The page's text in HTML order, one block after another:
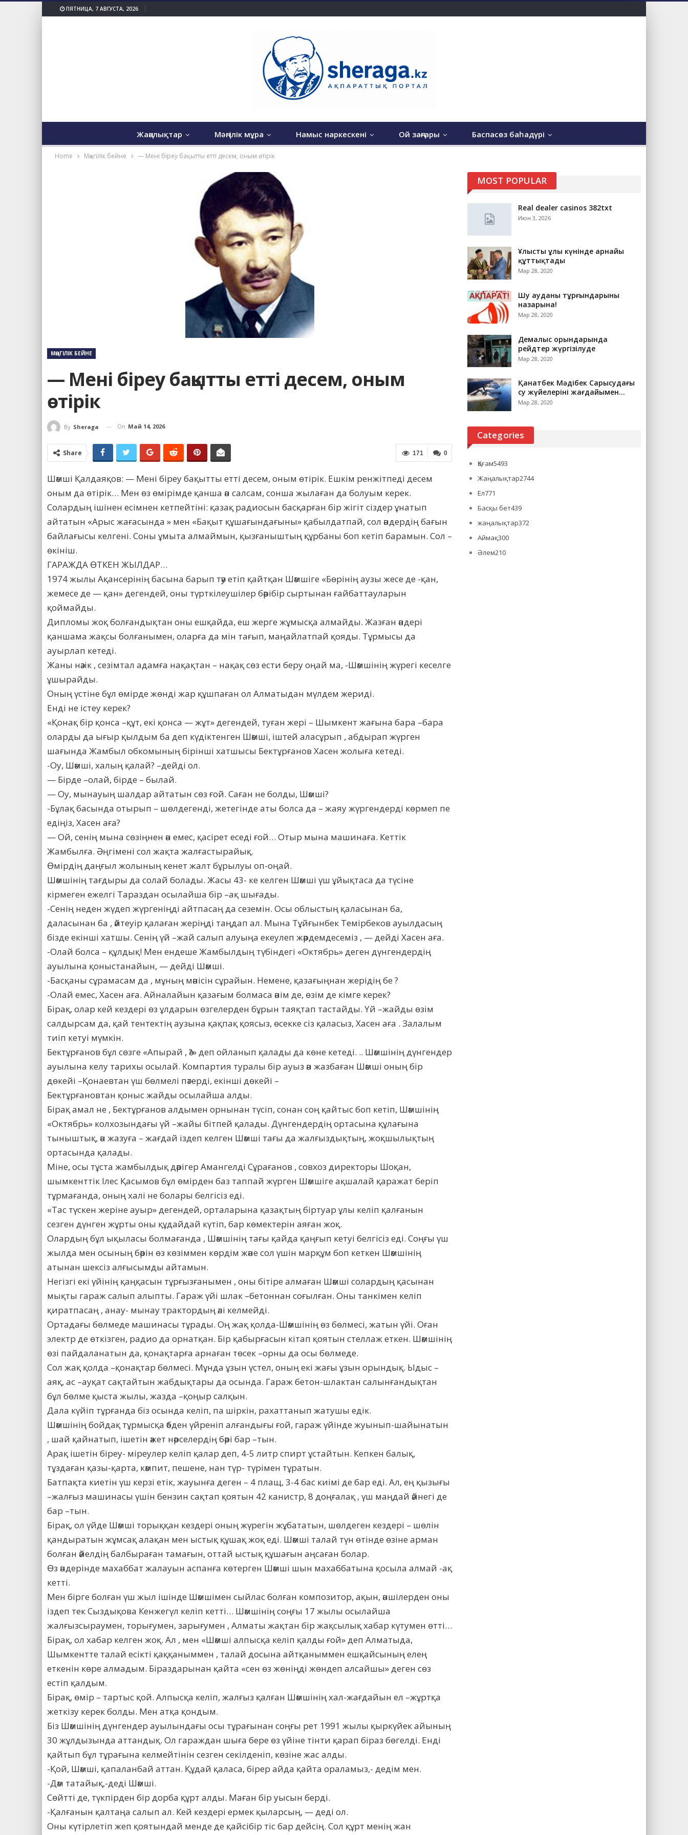
ПЯТНИЦА, 7 АВГУСТА, 2026
Жаңалықтар Мәңгілік мұра Намыс наркескені Ой заңғары Баспасөз баһадүрі
Home Мәңгілік бейне — Мені біреу бақытты етті десем, оным өтірік
МӘҢГІЛІК БЕЙНЕ
— Мені біреу бақытты етті десем, оным
өтірік
By Sheraga On Май 14, 2026
0
171
Share
Шәмші Қалдаяқов: — Мені біреу бақытты етті десем, оным өтірік. Ешкім ренжітпеді десем
оным да өтірік… Мен өз өмірімде қанша ән салсам, сонша жылаған да болуым керек.
Солардың ішінен есімнен кетпейтіні: қазақ радиосын басқарған бір жігіт сіздер ұнатып
айтатын «Арыс жағасында » мен «Бақыт құшағындағыны» қабылдатпай, сол әндердің бағын
байлағысы келгені. Соны ұмыта алмаймын, қызғаныштың құрбаны боп кетіп барамын. Сол –
өкініш.
ГАРАЖДА ӨТКЕН ЖЫЛДАР…
1974 жылы Ақансерінің басына барып тәу етіп қайтқан Шәмшіге «Бөрінің аузы жесе де -қан,
жемесе де — қан» дегендей, оны түрткілеушілер бәрібір сыртынан ғайбаттауларын
қоймайды.
Дипломы жоқ болғандықтан оны ешқайда, еш жерге жұмысқа алмайды. Жазған әндері
қаншама жақсы болғанымен, оларға да мін тағып, маңайлатпай қояды. Тұрмысы да
ауырлап кетеді.
Жаны нәзік , сезімтал адамға нақақтан – нақақ сөз ести беру оңай ма, -Шәмшінің жүрегі кеселге
ұшырайды.
Оның үстіне бұл өмірде жөнді жар құшпаған ол Алматыдан мүлдем жериді.
Енді не істеу керек?
«Қонақ бір қонса –құт, екі қонса — жұт» дегендей, туған жері – Шымкент жағына бара –бара
оларды да ығыр қылдым ба деп күдіктенген Шәмші, іштей аласұрып , абдырап жүрген
шағында Жамбыл обкомының бірінші хатшысы Бектұрғанов Хасен жолыға кетеді.
-Оу, Шәмші, халың қалай? –дейді ол.
— Бірде –олай, бірде – былай.
— Оу, мынауың шалдар айтатын сөз ғой. Саған не болды, Шәмші?
-Бұлақ басында отырып – шөлдегенді, жетегінде аты болса да – жаяу жүргендерді көрмеп пе
едіңіз, Хасен аға?
— Ой, сенің мына сөзіңнен ән емес, қасірет еседі ғой… Отыр мына машинаға. Кеттік
Жамбылға. Әңгімені сол жақта жалғастырайық.
Өмірдің даңғыл жолының кенет жалт бұрылуы оп-оңай.
Шәмшінің тағдыры да солай болады. Жасы 43- ке келген Шәмші үш ұйықтаса да түсіне
кірмеген ежелгі Тараздан осылайша бір –ақ шығады.
-Сенің неден жүдеп жүргеніңді айтпасаң да сеземін. Осы облыстың қаласынан ба,
даласынан ба , әйтеуір қалаған жеріңді таңдап ал. Мына Тұйғынбек Темірбеков ауылдасың
бізде екінші хатшы. Сенің үй –жай салып алуыңа екеулеп жәрдемдесеміз , — дейді Хасен аға.
-Олай болса – құлдық! Мен ендеше Жамбылдың түбіндегі «Октябрь» деген дүнгендердің
ауылына қоныстанайын, — дейді Шәмші.
-Басқаны сұрамасам да , мұның мәнісін сұрайын. Немене, қазағыңнан жерідің бе ?
-Олай емес, Хасен аға. Айналайын қазағым болмаса әнім де, өзім де кімге керек?
Бірақ, олар кей кездері өз ұлдарын өзгелерден бұрын таяқтап тастайды. Үй –жайды өзім
салдырсам да, қай тентектің аузына қақпақ қоясыз, өсекке сіз қаласыз, Хасен аға . Залалым
тиіп кетуі мүмкін.
Бектұрғанов бұл сөзге «Апырай , ә?» деп ойланып қалады да көне кетеді. .. Шәмшінің дүнгендер
ауылына келу тарихы осылай. Компартия туралы бір ауыз ән жазбаған Шәмші оның бір
дөкейі –Қонаевтан үш бөлмелі пәтерді, екінші дөкейі –
Бектұрғановтан қоныс жайды осылайша алды.
Бірақ амал не , Бектұрғанов алдымен орнынан түсіп, сонан соң қайтыс боп кетіп, Шәмшінің
«Октябрь» колхозындағы үй –жайы бітпей қалады. Дүнгендердің ортасына құлағына
тыныштық, ән жазуға – жағдай іздеп келген Шәмші тағы да жалғыздықтың, жоқшылықтың
ортасында қалады.
Міне, осы тұста жамбылдық дәрігер Амангелді Сұрағанов , совхоз директоры Шоқан,
шымкенттік Ілес Қасымов бұл өмірден баз таппай жүрген Шәмшіге ақшалай қаражат беріп
тұрмағанда, оның халі не болары белгісіз еді.
«Тас түскен жеріне ауыр» дегендей, орталарына қазақтың біртуар ұлы келіп қалғанын
сезген дүнген жұрты оны құдайдай күтіп, бар көмектерін аяған жоқ.
Олардың бұл ықыласы болмағанда , Шәмшінің тағы қайда қаңғып кетуі белгісіз еді. Соңғы үш
жылда мен осының бәрін өз көзіммен көрдім және сол үшін марқұм боп кеткен Шәмшінің
атынан шексіз алғысымды айтамын.
Негізгі екі үйінің қаңқасын тұрғызғанымен , оны бітіре алмаған Шәмші солардың қасынан
мықты гараж салып алыпты. Гараж үйі шлак –бетоннан соғылған. Оны танкімен келіп
қиратпасаң , анау- мынау трактордың әлі келмейді.
Ортадағы бөлмеде машинасы тұрады. Оң жақ қолда-Шәмшінің өз бөлмесі, жатын үйі. Оған
электр де өткізген, радио да орнатқан. Бір қабырғасын кітап қоятын стеллаж еткен. Шәмшінің
өзі пайдаланатын да, қонақтарға арнаған төсек –орны да осы бөлмеде.
Сол жақ қолда –қонақтар бөлмесі. Мұнда ұзын үстел, оның екі жағы ұзын орындық. Ыдыс –
аяқ, ас –ауқат сақтайтын жабдықтары да осында. Гараж бетон-шлактан салынғандықтан
бұл бөлме қыста жылы, жазда –қоңыр салқын.
Дала күйіп тұрғанда біз осында келіп, па шіркін, рахаттанып жатушы едік.
Шәмшінің бойдақ тұрмысқа әбден үйреніп алғандығы ғой, гараж үйінде жуынып-шайынатын
, шай қайнатып, ішетін әжет нәрселердің бәрі бар –тын.
Арақ ішетін біреу- міреулер келіп қалар деп, 4-5 литр спирт ұстайтын. Кепкен балық,
тұздаған қазы-қарта, кәмпит, пешене, нан түр- түрімен тұратын.
Батпақта киетін үш керзі етік, жауынға деген – 4 плащ, 3-4 бас киімі де бар еді. Ал, ең қызығы
–жалғыз машинасы үшін бензин сақтап қоятын 42 канистр, 8 доңғалақ , үш маңдай әйнегі де
бар –тын.
Бірақ, ол үйде Шәмші торыққан кездері оның жүрегін жұбататын, шөлдеген кездері – шөлін
қандыратын жұмсақ алақан мен ыстық құшақ жоқ еді. Шәмші талай түн өтінде өзіне арман
болған әйелдің балбыраған тамағын, оттай ыстық құшағын аңсаған болар.
Өз әндерінде махаббат жалауын аспанға көтерген Шәмші шын махаббатына қосыла алмай -ақ
кетті.
Мен бірге болған үш жыл ішінде Шәмшімен сыйлас болған композитор, ақын, әншілерден оны
іздеп тек Сыздықова Кенжегүл келіп кетті… Шәмшінің соңғы 17 жылы осылайша
жалғызсыраумен, торығумен, зарығумен , Алматы жақтан бір жақсылық хабар күтумен өтті…
Бірақ, ол хабар келген жоқ. Ал , мен «Шәмші алпысқа келіп қалды ғой» деп Алматыда,
Шымкентте талай есікті қаққаныммен , талай досына айтқаныммен ешқайсының елең
еткенін көре алмадым. Біраздарынан қайта «сен өз жөніңді жөндеп алсайшы» деген сөз
естіп қалдым.
Бірақ, өмір – тартыс қой. Алпысқа келіп, жалғыз қалған Шәмшінің хал-жағдайын ел –жұртқа
жеткізу керек болды. Мен атқа қондым.
Біз Шәмшінің дүнгендер ауылындағы осы тұрағынан соңғы рет 1991 жылы қыркүйек айының
30 жұлдызында аттандық. Ол гараждан шыға бере өз үйіне тінти қарап біраз бөгелді. Енді
қайтып бұл тұрағына келмейтінін сезген секілденіп, көзіне жас алды.
-Қой, Шәмші, қапаланбай аттан. Құдай қаласа, бірер айда қайта ораламыз,- дедім мен.
-Дәм татайық,-деді Шәмші.
Сөйтті де, түкпірден бір дорба құрт алды. Маған бір уысын берді.
-Қалғанын қалтаңа салып ал. Кей кездері ермек қыларсың, — деді ол.
Оны күтірлетіп жеп қоятындай менде де қайсібір тіс бар дейсің. Сол құрт менің жан
MOST POPULAR
Real dealer casinos 382txt
Июн 3, 2026
Ұлыстың ұлы күнінде арнайы
құттықтады
Мар 28, 2020
Шу ауданы тұрғындарының
назарына!
Мар 28, 2020
Демалыс орындарында
рейдтер жүргізілуде
Мар 28, 2020
Қанатбек Мәдібек Сарысудағы
су жүйелерінің жағдайымен…
Мар 28, 2020
Categories
Қоғам5493
Жаңалықтар2744
Ел771
Басқы бет439
жаңалықтар372
Аймақ300
Әлем210